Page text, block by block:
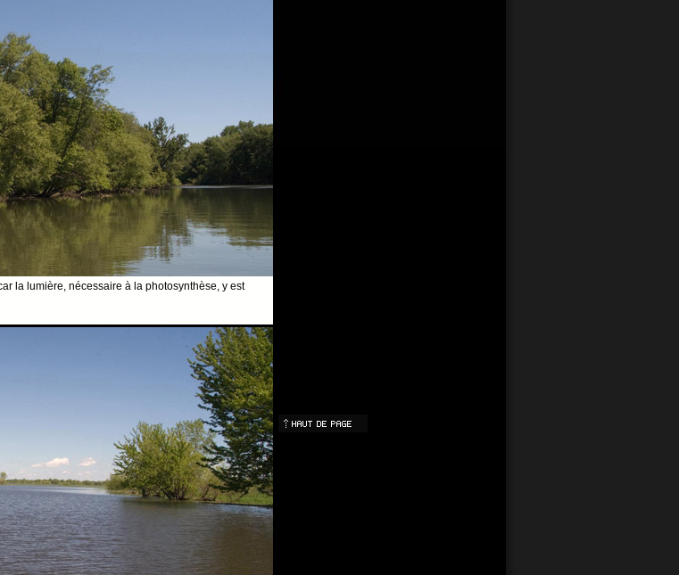
la lumière, nécessaire à la photosynthèse, y est